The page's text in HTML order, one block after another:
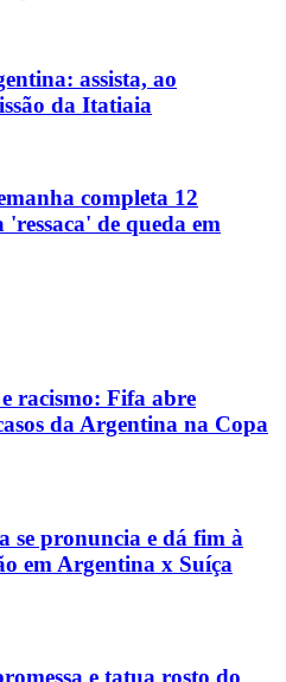
assista, ao
da Itatiaia
completa 12
'ressaca' de queda em
racismo: Fifa abre
da Argentina na Copa
se pronuncia e dá fim à
em Argentina x Suíça
e tatua rosto do